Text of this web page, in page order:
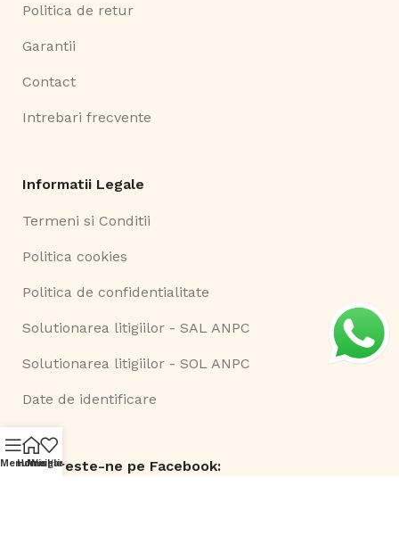
Politica de retur
Garantii
Contact
Intrebari frecvente
Informatii Legale
Termeni si Conditii
Politica cookies
Politica de confidentialitate
Solutionarea litigiilor - SAL ANPC
Solutionarea litigiilor - SOL ANPC
Date de identificare
Urmareste-ne pe Facebook:
MenuHome
Wishlist
Navigare Waze